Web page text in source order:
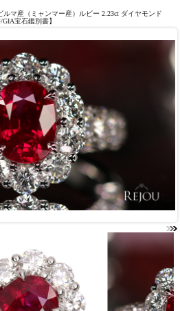
ルマ産（ミャンマー産）ルビー 2.23ct ダイヤモンド
宝石鑑別書】